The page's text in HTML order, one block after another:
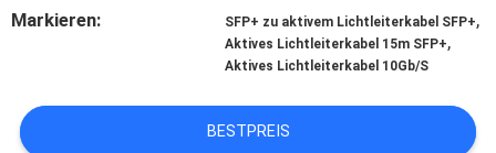
FORDERN
Markieren: SFP+ zu aktivem Lichtleiterkabel SFP+,
Aktives Lichtleiterkabel 15m SFP+,
Aktives Lichtleiterkabel 10Gb/S
BESTPREIS